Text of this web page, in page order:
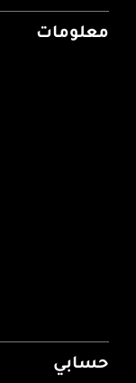
معلومات
حسابي